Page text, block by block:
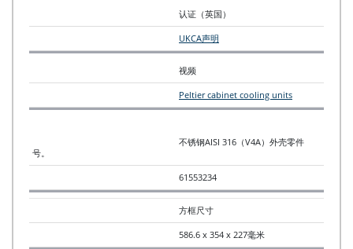
认证（英国）
UKCA声明
视频
Peltier cabinet cooling units
不锈钢AISI 316（V4A）外壳零件
号。
61553234
方框尺寸
586.6 x 354 x 227毫米